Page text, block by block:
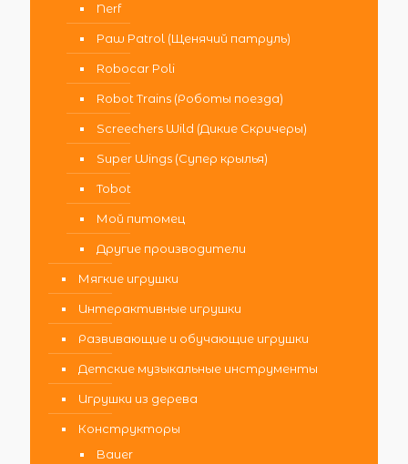
Nerf
Paw Patrol (Щенячий патруль)
Robocar Poli
Robot Trains (Роботы поезда)
Screechers Wild (Дикие Скричеры)
Super Wings (Супер крылья)
Tobot
Мой питомец
Другие производители
Мягкие игрушки
Интерактивные игрушки
Развивающие и обучающие игрушки
Детские музыкальные инструменты
Игрушки из дерева
Конструкторы
Bauer